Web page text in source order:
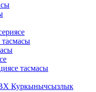
тасмасы
Куркынычсызлык